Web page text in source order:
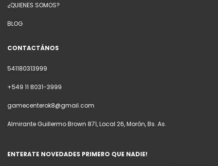
¿QUIENES SOMOS?
BLOG
CONTACTÁNOS
541180313999
+549 11 8031-3999
gamecenterok8@gmail.com
Almirante Guillermo Brown 871, Local 26, Morón, Bs. As.
ENTERATE NOVEDADES PRIMERO QUE NADIE!